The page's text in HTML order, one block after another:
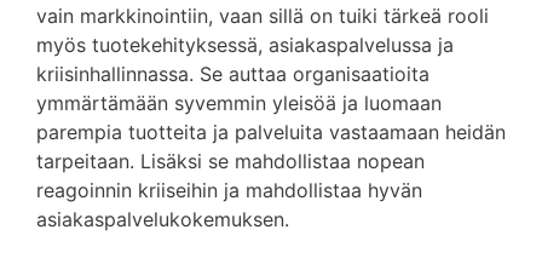
vain markkinointiin, vaan sillä on tuiki tärkeä rooli
myös tuotekehityksessä, asiakaspalvelussa ja
kriisinhallinnassa. Se auttaa organisaatioita
ymmärtämään syvemmin yleisöä ja luomaan
parempia tuotteita ja palveluita vastaamaan heidän
tarpeitaan. Lisäksi se mahdollistaa nopean
reagoinnin kriiseihin ja mahdollistaa hyvän
asiakaspalvelukokemuksen.